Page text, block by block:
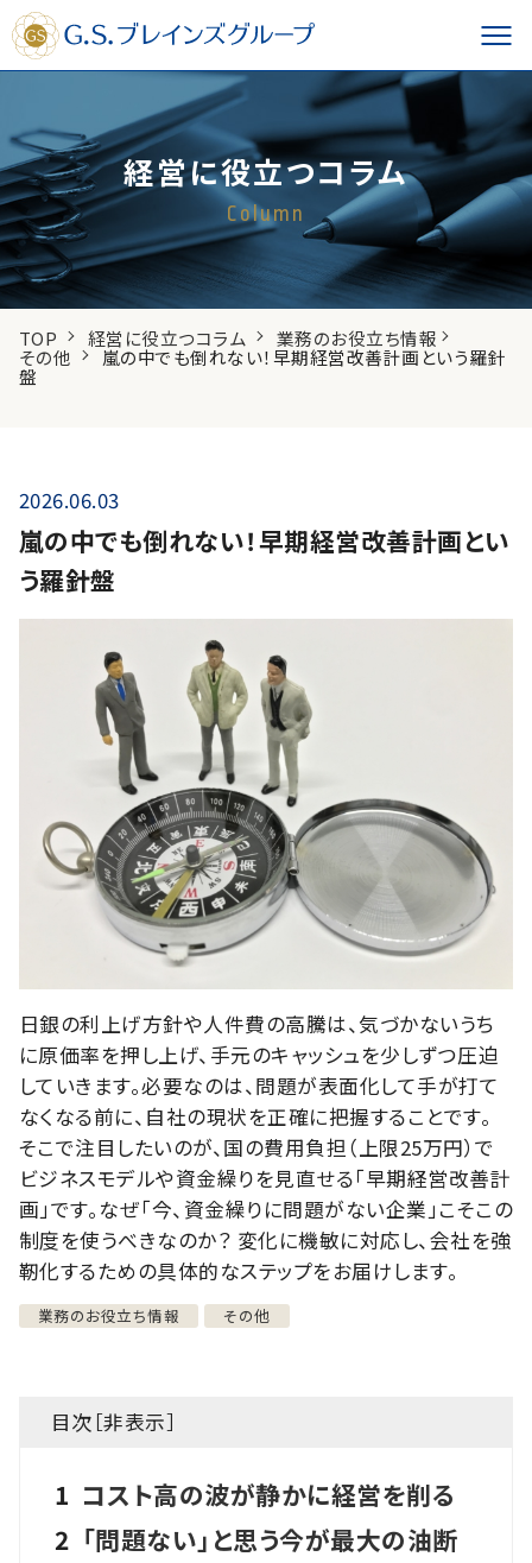
経営に役立つコラム
Column
TOP 経営に役立つコラム 業務のお役立ち情報
その他 嵐の中でも倒れない！早期経営改善計画という羅針
盤
2026.06.03
嵐の中でも倒れない！早期経営改善計画とい
う羅針盤
日銀の利上げ方針や人件費の高騰は、気づかないうち
に原価率を押し上げ、手元のキャッシュを少しずつ圧迫
していきます。必要なのは、問題が表面化して手が打て
なくなる前に、自社の現状を正確に把握することです。
そこで注目したいのが、国の費用負担（上限25万円）で
ビジネスモデルや資金繰りを見直せる「早期経営改善計
画」です。なぜ「今、資金繰りに問題がない企業」こそこの
制度を使うべきなのか？ 変化に機敏に対応し、会社を強
靭化するための具体的なステップをお届けします。
業務のお役立ち情報 その他
目次［非表示］
1 コスト高の波が静かに経営を削る
2 「問題ない」と思う今が最大の油断